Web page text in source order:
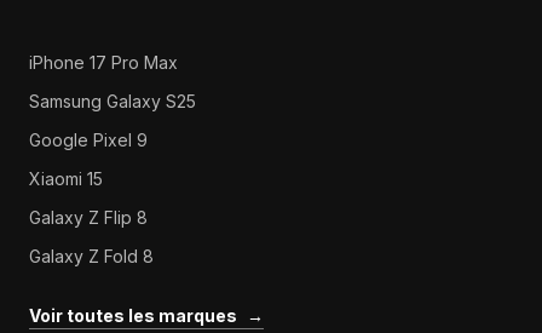
iPhone 17 Pro Max
Samsung Galaxy S25
Google Pixel 9
Xiaomi 15
Galaxy Z Flip 8
Galaxy Z Fold 8
Voir toutes les marques →